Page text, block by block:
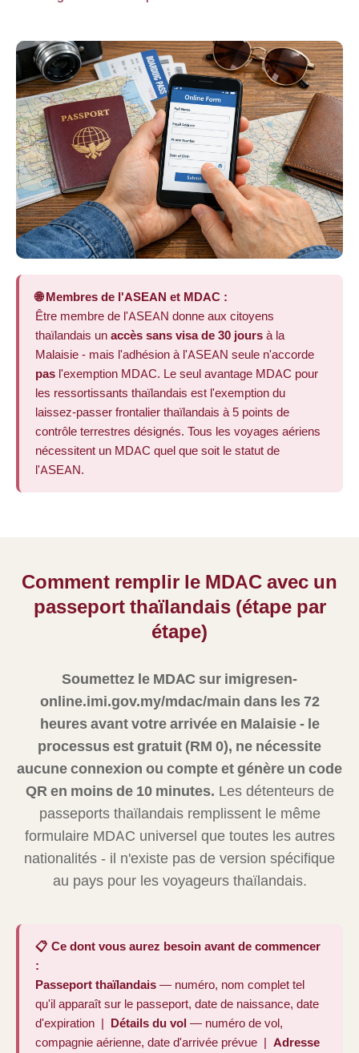
🌐 Membres de l'ASEAN et MDAC :
Être membre de l'ASEAN donne aux citoyens
thaïlandais un accès sans visa de 30 jours à la
Malaisie - mais l'adhésion à l'ASEAN seule n'accorde
pas l'exemption MDAC. Le seul avantage MDAC pour
les ressortissants thaïlandais est l'exemption du
laissez-passer frontalier thaïlandais à 5 points de
contrôle terrestres désignés. Tous les voyages aériens
nécessitent un MDAC quel que soit le statut de
l'ASEAN.
Comment remplir le MDAC avec un
passeport thaïlandais (étape par
étape)
Soumettez le MDAC sur imigresen-
online.imi.gov.my/mdac/main dans les 72
heures avant votre arrivée en Malaisie - le
processus est gratuit (RM 0), ne nécessite
aucune connexion ou compte et génère un code
QR en moins de 10 minutes. Les détenteurs de
passeports thaïlandais remplissent le même
formulaire MDAC universel que toutes les autres
nationalités - il n'existe pas de version spécifique
au pays pour les voyageurs thaïlandais.
📋 Ce dont vous aurez besoin avant de commencer
:
Passeport thaïlandais — numéro, nom complet tel
qu'il apparaît sur le passeport, date de naissance, date
d'expiration | Détails du vol — numéro de vol,
compagnie aérienne, date d'arrivée prévue | Adresse